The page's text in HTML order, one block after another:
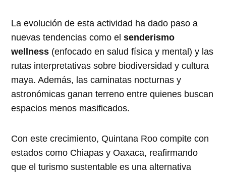
La evolución de esta actividad ha dado paso a
nuevas tendencias como elsenderismo
wellness (enfocado en salud física y mental) y las
rutas interpretativas sobre biodiversidad y cultura
maya. Además, las caminatas nocturnas y
astronómicas ganan terreno entre quienes buscan
espacios menos masificados.
Con este crecimiento, Quintana Roo compite con
estados como Chiapas y Oaxaca, reafirmando
que el turismo sustentable es una alternativa